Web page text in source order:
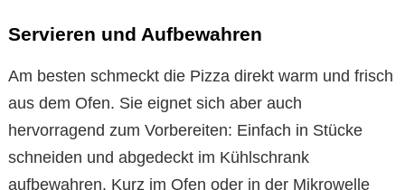
Servieren und Aufbewahren
Am besten schmeckt die Pizza direkt warm und frisch
aus dem Ofen. Sie eignet sich aber auch
hervorragend zum Vorbereiten: Einfach in Stücke
schneiden und abgedeckt im Kühlschrank
aufbewahren. Kurz im Ofen oder in der Mikrowelle